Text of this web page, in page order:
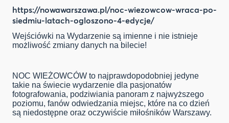
https://nowawarszawa.pl/noc-wiezowcow-wraca-po-
siedmiu-latach-ogloszono-4-edycje/
Wejściówki na Wydarzenie są imienne i nie istnieje
możliwość zmiany danych na bilecie!
NOC WIEŻOWCÓW to najprawdopodobniej jedyne
takie na świecie wydarzenie dla pasjonatów
fotografowania, podziwiania panoram z najwyższego
poziomu, fanów odwiedzania miejsc, które na co dzień
są niedostępne oraz oczywiście miłośników Warszawy.